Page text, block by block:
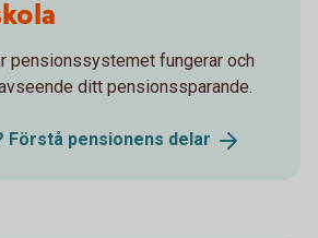
pensionssystemet fungerar och
ditt pensionssparande.
Förstå pensionens delar